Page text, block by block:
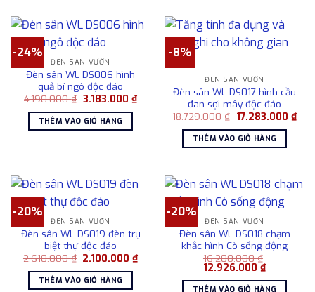
-24%
ĐÈN SÂN VƯỜN
Đèn sân WL DS006 hình
quả bí ngô độc đáo
4.190.000₫ Giá
là:
4.190.000 ₫.
3.183.000 ₫Giá
hiện
3.183.000 ₫.
THÊM VÀO GIỎ HÀNG
-8%
ĐÈN SÂN VƯỜN
Đèn sân WL DS017 hình cầu
đan sợi mây độc đáo
18.729.000₫ Giá
là:
18.729.000 ₫.
17.283.000 ₫Giá
hiện
THÊM VÀO GIỎ HÀNG
-20%
ĐÈN SÂN VƯỜN
Đèn sân WL DS019 đèn trụ
biệt thự độc đáo
2.610.000₫ Giá
là:
2.610.000 ₫.
2.100.000₫Giá
THÊM VÀO GIỎ HÀNG
-20%
ĐÈN SÂN VƯỜN
Đèn sân WL DS018 chạm
khắc hình Cò sống động
16.200.000₫
Giá
là:
12.926.000 ₫Giá
tại
THÊM VÀO GIỎ HÀNG